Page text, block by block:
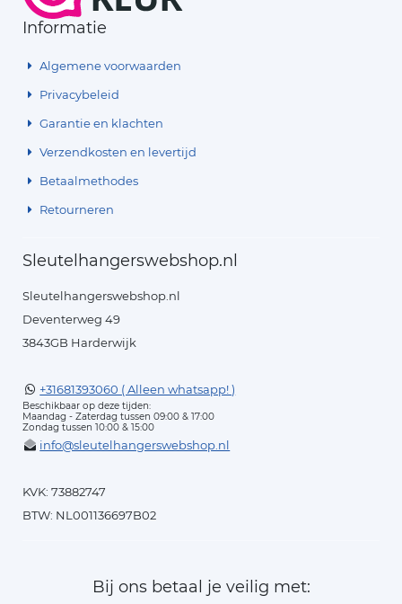
Informatie
Algemene voorwaarden
Privacybeleid
Garantie en klachten
Verzendkosten en levertijd
Betaalmethodes
Retourneren
Sleutelhangerswebshop.nl
Sleutelhangerswebshop.nl
Deventerweg 49
3843GB Harderwijk
+31681393060 ( Alleen whatsapp! )
Beschikbaar op deze tijden:
Maandag - Zaterdag tussen 09:00 & 17:00
Zondag tussen 10:00 & 15:00
info@sleutelhangerswebshop.nl
KVK: 73882747
BTW: NL001136697B02
Bij ons betaal je veilig met: